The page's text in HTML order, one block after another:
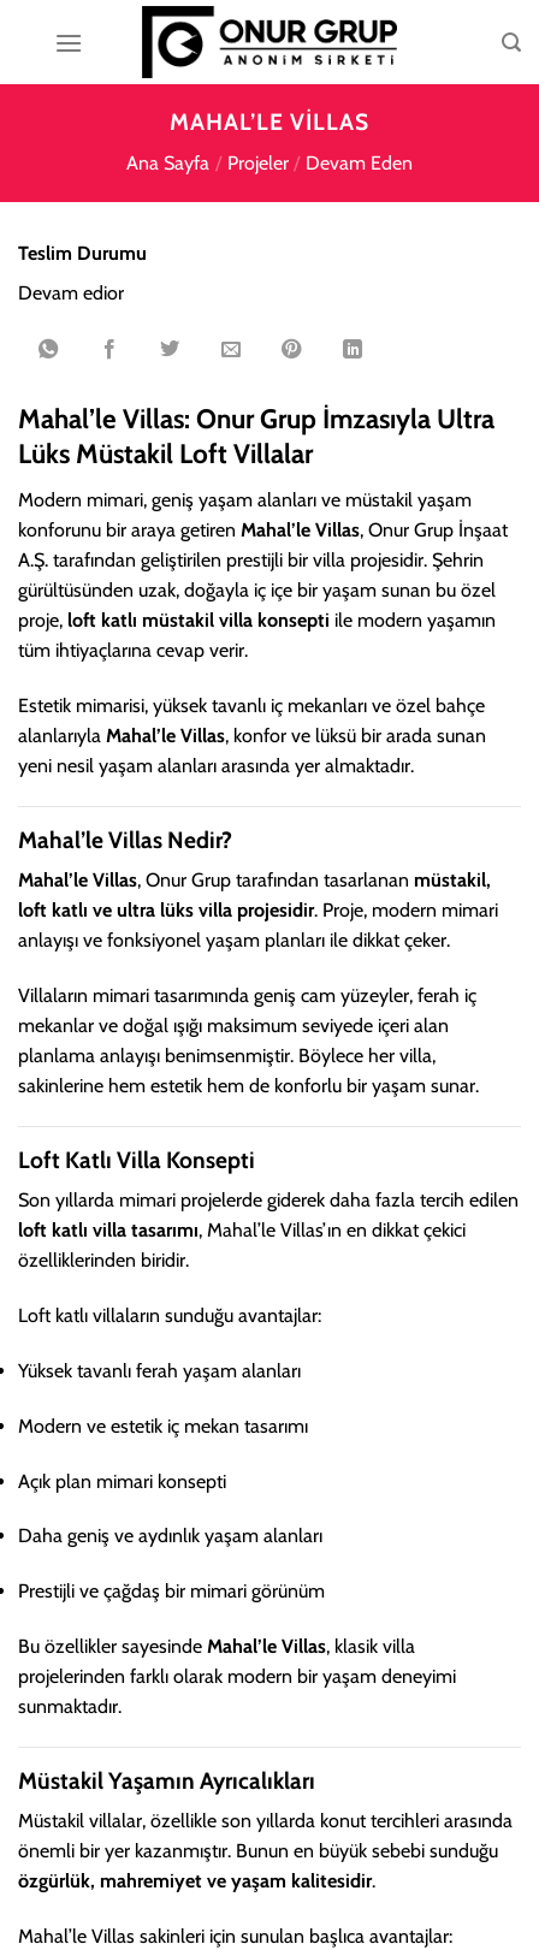
MAHAL’LE VILLAS
Ana Sayfa / Projeler / Devam Eden
Teslim Durumu
Devam edior
Mahal’le Villas: Onur Grup İmzasıyla Ultra
Lüks Müstakil Loft Villalar
Modern mimari, geniş yaşam alanları ve müstakil yaşam
konforunu bir araya getiren Mahal’le Villas, Onur Grup İnşaat
A.Ş. tarafından geliştirilen prestijli bir villa projesidir. Şehrin
gürültüsünden uzak, doğayla iç içe bir yaşam sunan bu özel
proje, loft katlı müstakil villa konsepti ile modern yaşamın
tüm ihtiyaçlarına cevap verir.
Estetik mimarisi, yüksek tavanlı iç mekanları ve özel bahçe
alanlarıyla Mahal’le Villas, konfor ve lüksü bir arada sunan
yeni nesil yaşam alanları arasında yer almaktadır.
Mahal’le Villas Nedir?
Mahal’le Villas, Onur Grup tarafından tasarlanan müstakil,
loft katlı ve ultra lüks villa projesidir. Proje, modern mimari
anlayışı ve fonksiyonel yaşam planları ile dikkat çeker.
Villaların mimari tasarımında geniş cam yüzeyler, ferah iç
mekanlar ve doğal ışığı maksimum seviyede içeri alan
planlama anlayışı benimsenmiştir. Böylece her villa,
sakinlerine hem estetik hem de konforlu bir yaşam sunar.
Loft Katlı Villa Konsepti
Son yıllarda mimari projelerde giderek daha fazla tercih edilen
loft katlı villa tasarımı, Mahal’le Villas’ın en dikkat çekici
özelliklerinden biridir.
Loft katlı villaların sunduğu avantajlar:
Yüksek tavanlı ferah yaşam alanları
Modern ve estetik iç mekan tasarımı
Açık plan mimari konsepti
Daha geniş ve aydınlık yaşam alanları
Prestijli ve çağdaş bir mimari görünüm
Bu özellikler sayesinde Mahal’le Villas, klasik villa
projelerinden farklı olarak modern bir yaşam deneyimi
sunmaktadır.
Müstakil Yaşamın Ayrıcalıkları
Müstakil villalar, özellikle son yıllarda konut tercihleri arasında
önemli bir yer kazanmıştır. Bunun en büyük sebebi sunduğu
özgürlük, mahremiyet ve yaşam kalitesidir.
Mahal’le Villas sakinleri için sunulan başlıca avantajlar: